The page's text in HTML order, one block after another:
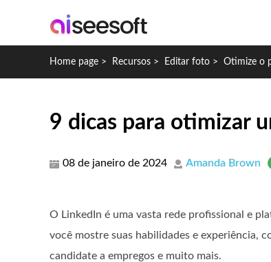
Home page > Recursos > Editar foto > Otimize o
9 dicas para otimizar
08 de janeiro de 2024 Amanda Brown
O LinkedIn é uma vasta rede profissional e
você mostre suas habilidades e experiência,
candidate a empregos e muito mais.